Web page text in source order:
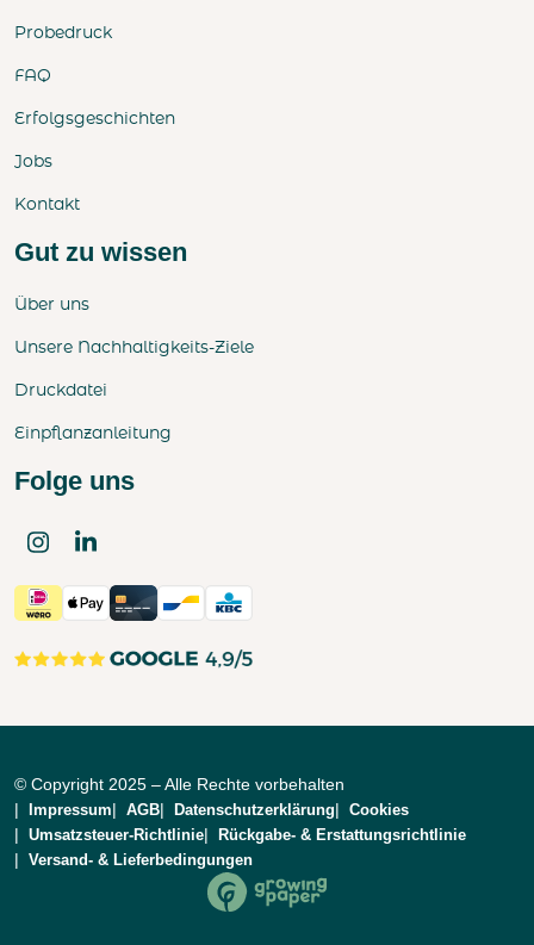
Probedruck
FAQ
Erfolgsgeschichten
Jobs
Kontakt
Gut zu wissen
Über uns
Unsere Nachhaltigkeits-Ziele
Druckdatei
Einpflanzanleitung
Folge uns
© Copyright 2025 – Alle Rechte vorbehalten
Impressum AGB Datenschutzerklärung
Cookies
Umsatzsteuer-Richtlinie
Rückgabe- & Erstattungsrichtlinie
Versand- & Lieferbedingungen